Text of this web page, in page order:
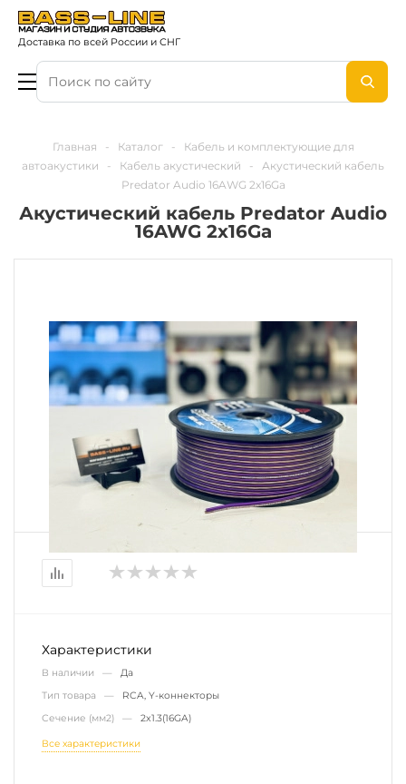
Доставка по всей России и СНГ
Главная - Каталог -
Кабель и комплектующие для
автоакустики
- Кабель акустический -
Акустический кабель
Predator Audio 16AWG 2х16Ga
Акустический кабель Predator Audio
16AWG 2х16Ga
Характеристики
В наличии — Да
Тип товара — RCA, Y-коннекторы
Сечение (мм2) — 2x1.3(16GA)
Все характеристики